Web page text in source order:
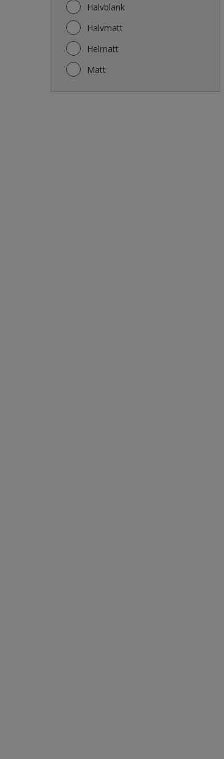
Halvblank
Halvmatt
Helmatt
Matt